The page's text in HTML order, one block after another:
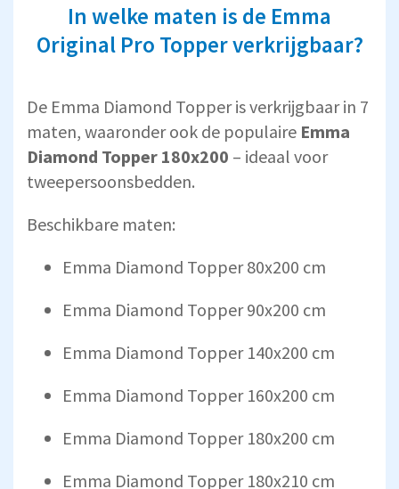
In welke maten is de Emma
Original Pro Topper verkrijgbaar?
De Emma Diamond Topper is verkrijgbaar in 7
maten, waaronder ook de populaire Emma
Diamond Topper 180x200 – ideaal voor
tweepersoonsbedden.
Beschikbare maten:
Emma Diamond Topper 80x200 cm
Emma Diamond Topper 90x200 cm
Emma Diamond Topper 140x200 cm
Emma Diamond Topper 160x200 cm
Emma Diamond Topper 180x200 cm
Emma Diamond Topper 180x210 cm